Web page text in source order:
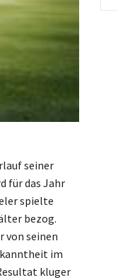
seiner
für das Jahr
spielte
bezog.
von seinen
im
kluger